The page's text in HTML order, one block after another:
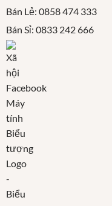
Bán Lẻ: 0858 474 333
Bán Sỉ: 0833 242 666